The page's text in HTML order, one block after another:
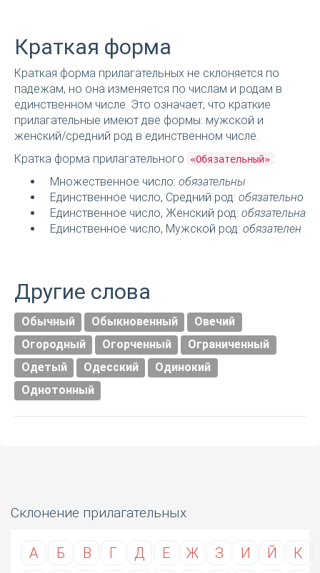
Краткая форма
Краткая форма прилагательных не склоняется по
падежам, но она изменяется по числам и родам в
единственном числе. Это означает, что краткие
прилагательные имеют две формы: мужской и
женский/средний род в единственном числе.
Кратка форма прилагательного
«Обязательный» :
Множественное число: обязательны
Единственное число, Средний род: обязательно
Единственное число, Женский род: обязательна
Единственное число, Мужской род: обязателен
Другие слова
Обычный Обыкновенный
Овечий
Огородный
Огорченный
Ограниченный
Одетый
Одесский
Одинокий
Однотонный
Склонение прилагательных
А Б В Г Д Е Ж З И Й К